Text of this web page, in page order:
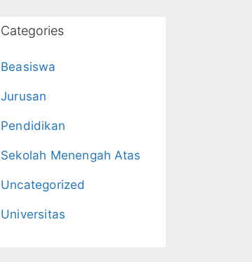
Categories
Beasiswa
Jurusan
Pendidikan
Sekolah Menengah Atas
Uncategorized
Universitas